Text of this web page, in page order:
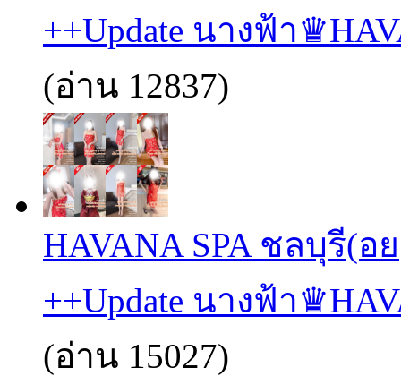
++Update นางฟ้า
(อ่าน 12837)
HAVANA SPA ชลบุรี(อย
++Update นางฟ้า
(อ่าน 15027)